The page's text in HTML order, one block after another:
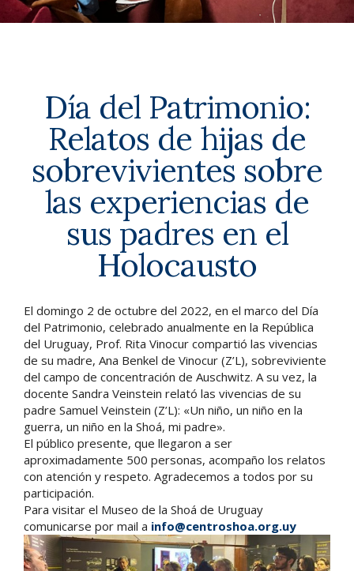
Día del Patrimonio:
Relatos de hijas de
sobrevivientes sobre
las experiencias de
sus padres en el
Holocausto
El domingo 2 de octubre del 2022, en el marco del Día
del Patrimonio, celebrado anualmente en la República
del Uruguay, Prof. Rita Vinocur compartió las vivencias
de su madre, Ana Benkel de Vinocur (Z’L), sobreviviente
del campo de concentración de Auschwitz. A su vez, la
docente Sandra Veinstein relató las vivencias de su
padre Samuel Veinstein (Z’L): «Un niño, un niño en la
guerra, un niño en la Shoá, mi padre».
El público presente, que llegaron a ser
aproximadamente 500 personas, acompaño los relatos
con atención y respeto. Agradecemos a todos por su
participación.
Para visitar el Museo de la Shoá de Uruguay
comunicarse por mail a info@centroshoa.org.uy